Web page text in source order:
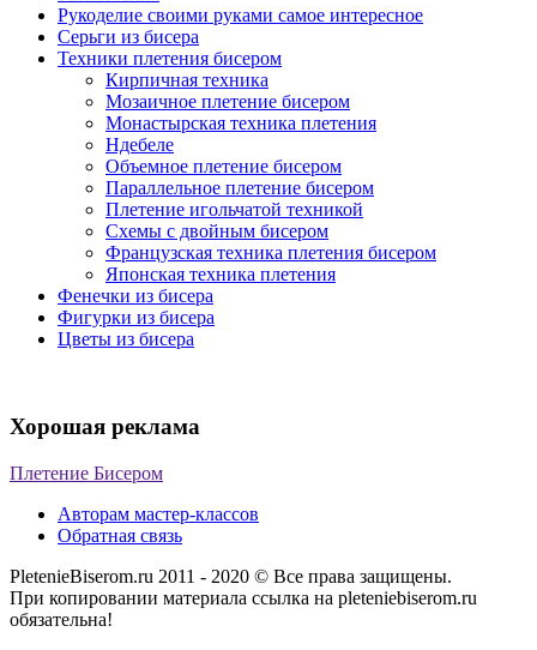
Рукоделие своими руками самое интересное
Серьги из бисера
Техники плетения бисером
Кирпичная техника
Мозаичное плетение бисером
Монастырская техника плетения
Ндебеле
Объемное плетение бисером
Параллельное плетение бисером
Плетение игольчатой техникой
Схемы с двойным бисером
Французская техника плетения бисером
Японская техника плетения
Фенечки из бисера
Фигурки из бисера
Цветы из бисера
Хорошая реклама
Плетение Бисером
Авторам мастер-классов
Обратная связь
PletenieBiserom.ru 2011 - 2020 © Все права защищены.
При копировании материала ссылка на pleteniebiserom.ru
обязательна!